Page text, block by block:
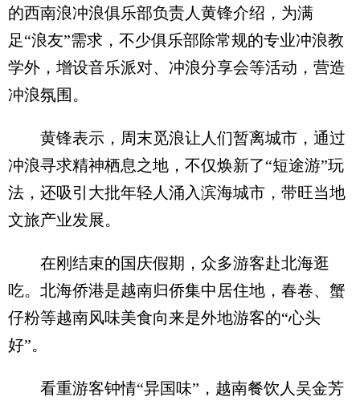
的西南浪冲浪俱乐部负责人黄锋介绍，为满
足“浪友”需求，不少俱乐部除常规的专业冲浪教
学外，增设音乐派对、冲浪分享会等活动，营造
冲浪氛围。
黄锋表示，周末觅浪让人们暂离城市，通过
冲浪寻求精神栖息之地，不仅焕新了“短途游”玩
法，还吸引大批年轻人涌入滨海城市，带旺当地
文旅产业发展。
在刚结束的国庆假期，众多游客赴北海逛
吃。北海侨港是越南归侨集中居住地，春卷、蟹
仔粉等越南风味美食向来是外地游客的“心头
好”。
看重游客钟情“异国味”，越南餐饮人吴金芳